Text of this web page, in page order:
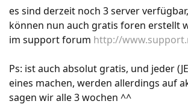
es sind derzeit noch 3 server
können nun auch gratis foren erstellt
im support forum http://
Ps: ist auch absolut gratis, und jeder
eines machen, werden allerdings auf
sagen wir alle 3 wochen ^^